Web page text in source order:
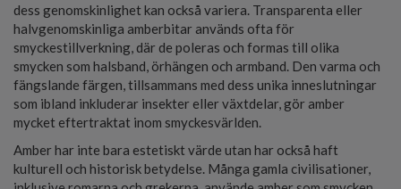
dess genomskinlighet kan också variera. Transparenta eller
halvgenomskinliga amberbitar används ofta för
smyckestillverkning, där de poleras och formas till olika
smycken som halsband, örhängen och armband. Den varma och
fängslande färgen, tillsammans med dess unika inneslutningar
som ibland inkluderar insekter eller växtdelar, gör amber
mycket eftertraktat inom smyckesvärlden.
Amber har inte bara estetiskt värde utan har också haft
kulturell och historisk betydelse. Många gamla civilisationer,